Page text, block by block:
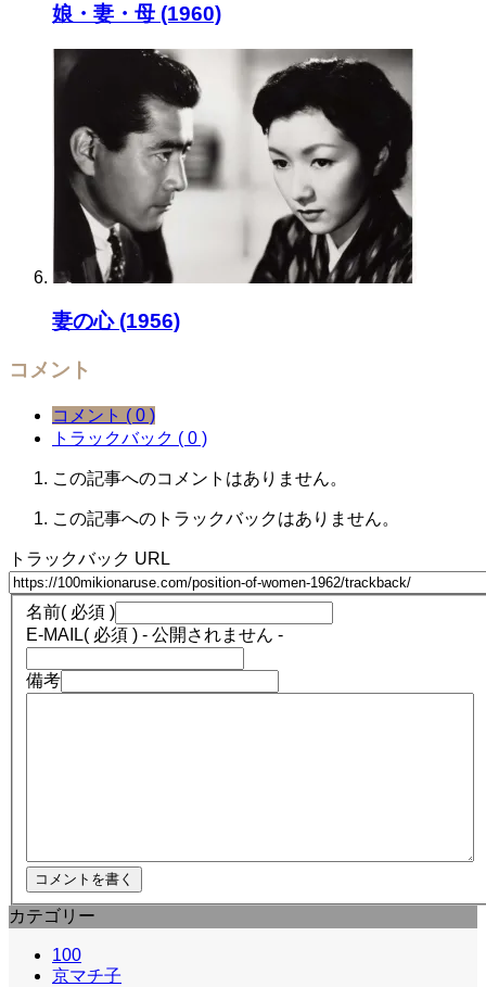
娘・妻・母 (1960)
妻の心 (1956)
コメント
コメント ( 0 )
トラックバック ( 0 )
この記事へのコメントはありません。
この記事へのトラックバックはありません。
トラックバック URL
名前( 必須 )
E-MAIL( 必須 ) - 公開されません -
備考
カテゴリー
100
京マチ子